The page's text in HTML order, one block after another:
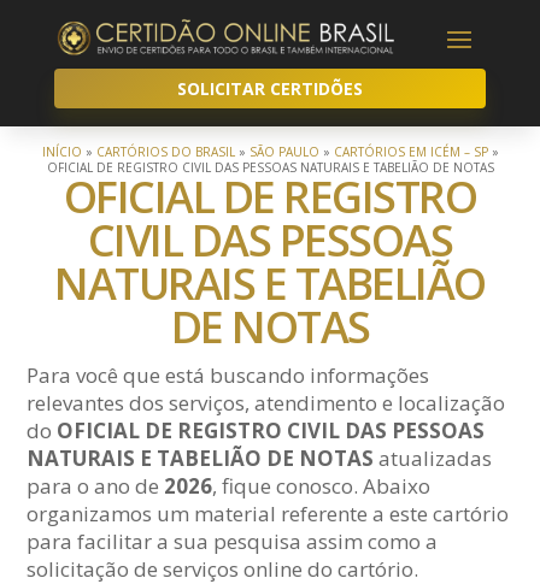
SOLICITAR CERTIDÕES
INÍCIO » CARTÓRIOS DO BRASIL» SÃO PAULO » CARTÓRIOS EM ICÉM – SP»
OFICIAL DE REGISTRO CIVIL DAS PESSOAS NATURAIS E TABELIÃO DE NOTAS
OFICIAL DE REGISTRO
CIVIL DAS PESSOAS
NATURAIS E TABELIÃO
DE NOTAS
Para você que está buscando informações
relevantes dos serviços, atendimento e localização
do OFICIAL DE REGISTRO CIVIL DAS PESSOAS
NATURAIS E TABELIÃO DE NOTAS atualizadas
para o ano de 2026, fique conosco. Abaixo
organizamos um material referente a este cartório
para facilitar a sua pesquisa assim como a
solicitação de serviços online do cartório.